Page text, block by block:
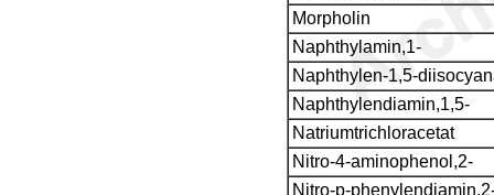
Morpholin
Naphthylamin,1-
Naphthylen-1,5-
Naphthylendiamin,1,5-
Natriumtrichloracetat
Nitro-4-aminophenol,2-
Nitro-p-